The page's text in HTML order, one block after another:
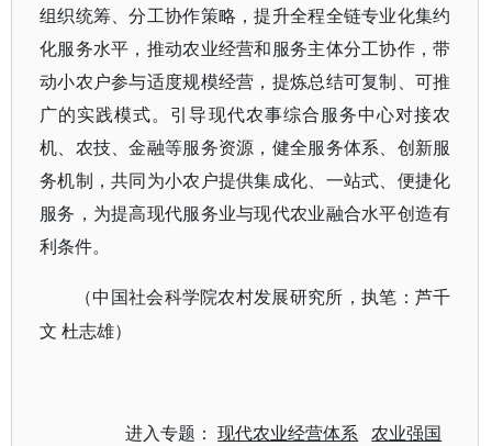
组织统筹、分工协作策略，提升全程全链专业化集约
化服务水平，推动农业经营和服务主体分工协作，带
动小农户参与适度规模经营，提炼总结可复制、可推
广的实践模式。引导现代农事综合服务中心对接农
机、农技、金融等服务资源，健全服务体系、创新服
务机制，共同为小农户提供集成化、一站式、便捷化
服务，为提高现代服务业与现代农业融合水平创造有
利条件。
（中国社会科学院农村发展研究所，执笔：芦千
文 杜志雄）
进入专题：现代农业经营体系 农业强国